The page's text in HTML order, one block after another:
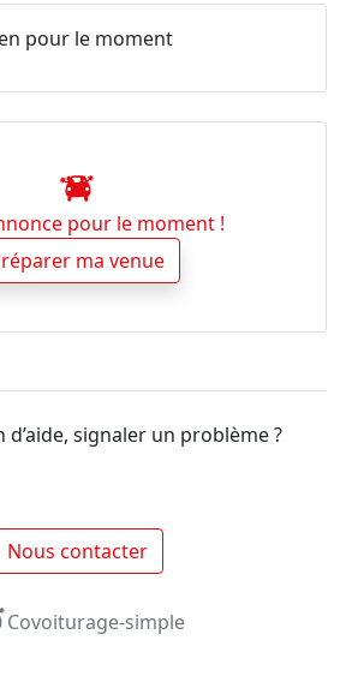
pour le moment
pour le moment !
ma venue
d’aide, signaler un problème ?
Nous contacter
Covoiturage-simple